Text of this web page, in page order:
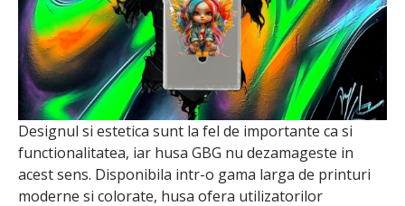
Designul si estetica sunt la fel de importante ca si
functionalitatea, iar husa GBG nu dezamageste in
acest sens. Disponibila intr-o gama larga de printuri
moderne si colorate, husa ofera utilizatorilor